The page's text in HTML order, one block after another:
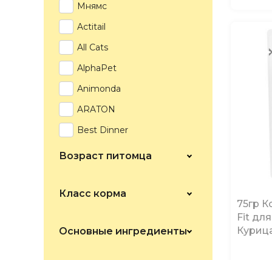
Мнямс
Actitail
All Cats
AlphaPet
Animonda
ARATON
Best Dinner
Chicopee
Darling
Возраст питомца
Класс корма
Основные ингредиенты
75гр
Fit